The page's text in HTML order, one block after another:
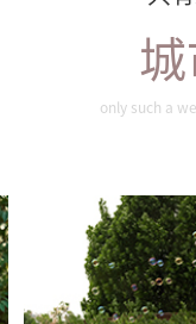
only such a